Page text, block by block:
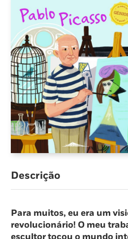
Descrição
Para muitos, eu era um
revolucionário! O meu
escultor tocou o mundo